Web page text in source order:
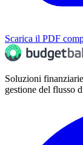
Scarica il PDF
Soluzioni
gestione del flusso